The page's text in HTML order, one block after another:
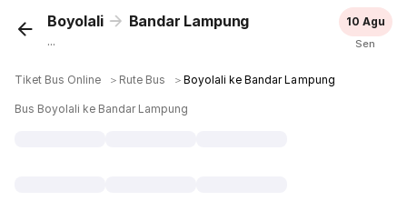
Boyolali Bandar Lampung
...
10 Agu
Sen
Tiket Bus Online ＞ Rute Bus ＞Boyolali ke Bandar Lampung
Bus Boyolali ke Bandar Lampung